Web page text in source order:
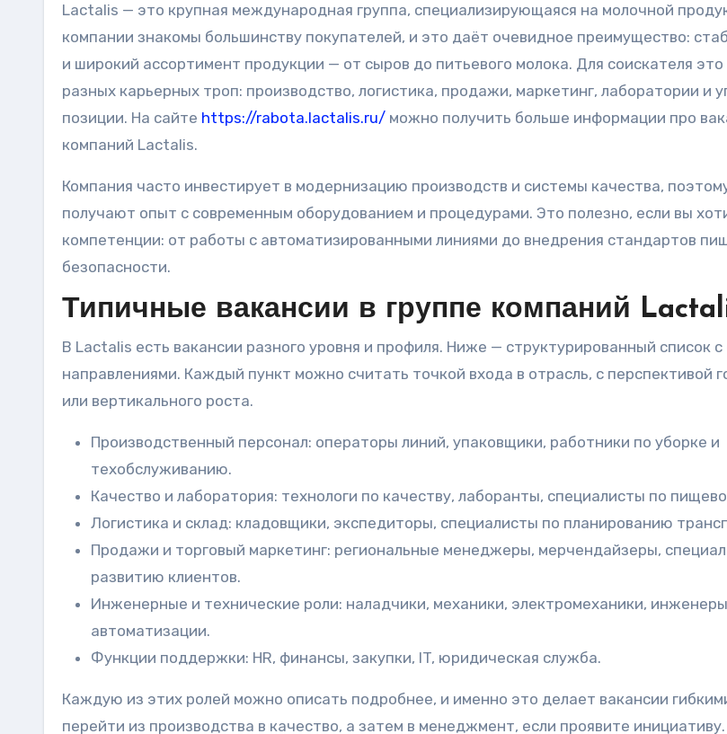
Lactalis — это крупная международная группа, специализирующаяся на молочной
компании знакомы большинству покупателей, и это даёт очевидное преимущество:
и широкий ассортимент продукции — от сыров до питьевого молока. Для соискателя
разных карьерных троп: производство, логистика, продажи, маркетинг, лаборатории и
позиции. На сайте https://rabota.lactalis.ru/ можно получить больше информации про
компаний Lactalis.
Компания часто инвестирует в модернизацию производств и системы качества,
получают опыт с современным оборудованием и процедурами. Это полезно, если вы
компетенции: от работы с автоматизированными линиями до внедрения стандартов
безопасности.
Типичные вакансии в группе компаний
В Lactalis есть вакансии разного уровня и профиля. Ниже — структурированный список
направлениями. Каждый пункт можно считать точкой входа в отрасль, с перспективой
или вертикального роста.
Производственный персонал: операторы линий, упаковщики, работники по уборке и
техобслуживанию.
Качество и лаборатория: технологи по качеству, лаборанты, специалисты по
Логистика и склад: кладовщики, экспедиторы, специалисты по планированию
Продажи и торговый маркетинг: региональные менеджеры, мерчендайзеры,
развитию клиентов.
Инженерные и технические роли: наладчики, механики, электромеханики,
автоматизации.
Функции поддержки: HR, финансы, закупки, IT, юридическая служба.
Каждую из этих ролей можно описать подробнее, и именно это делает вакансии
перейти из производства в качество, а затем в менеджмент, если проявите инициативу.